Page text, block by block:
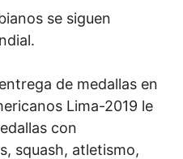
se siguen
de medallas en
Lima-2019 le
con
squash, atletismo,